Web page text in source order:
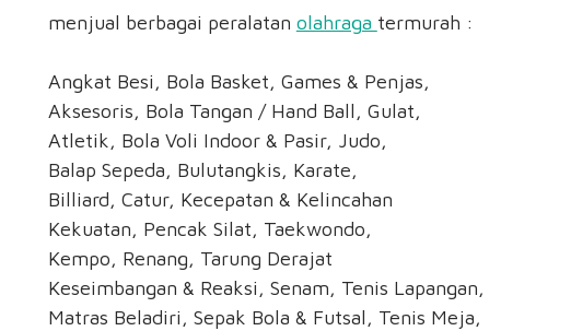
menjual berbagai peralatan olahraga termurah :
Angkat Besi, Bola Basket, Games & Penjas,
Aksesoris, Bola Tangan / Hand Ball, Gulat,
Atletik, Bola Voli Indoor & Pasir, Judo,
Balap Sepeda, Bulutangkis, Karate,
Billiard, Catur, Kecepatan & Kelincahan
Kekuatan, Pencak Silat, Taekwondo,
Kempo, Renang, Tarung Derajat
Keseimbangan & Reaksi, Senam, Tenis Lapangan,
Matras Beladiri, Sepak Bola & Futsal, Tenis Meja,